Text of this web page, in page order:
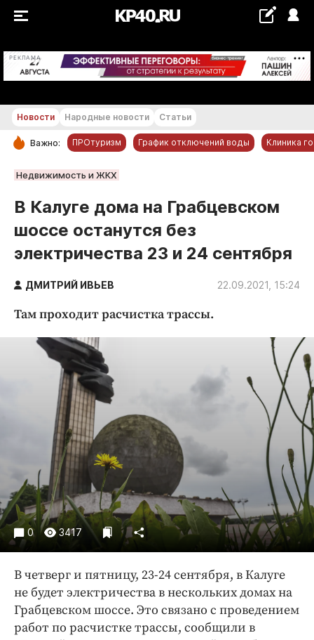
РЕКЛАМА +22...+23 °С
РУБРИКИ
Новости компаний
Статьи
Народные новости
Авто и транспорт
Криминал
Культура
Недвижимость и ЖКХ
Образование
Общество
Погода
Праздники
Происшествия
Спорт
Экономика и бизнес
ПРОЕКТЫ
Блоги
Издания
Медиаперсона
Интересное чтиво
Новости Народные новости Статьи
Важно: ПРОтуризм График отключений воды Клиника
Недвижимость и ЖКХ
В Калуге дома на Грабцевском
шоссе останутся без
электричества 23 и 24 сентября
ДМИТРИЙ ИВЬЕВ 22.09.2021, 15:24
Там проходит расчистка трассы.
0 3417
В четверг и пятницу, 23-24 сентября, в Калуге
не будет электричества в нескольких домах на
Грабцевском шоссе. Это связано с проведением
работ по расчистке трассы, сообщили в